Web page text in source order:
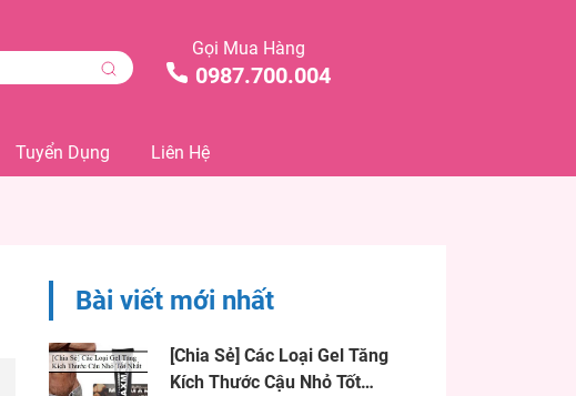
Gọi Mua Hàng
0987.700.004
Tuyển Dụng Liên Hệ
Bài viết mới nhất
[Chia Sẻ] Các Loại Gel Tăng
Kích Thước Cậu Nhỏ Tốt